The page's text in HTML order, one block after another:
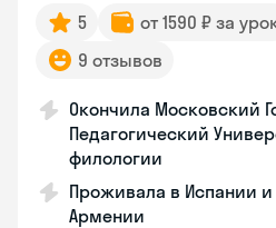
5 от 1590 ₽ за
9 отзывов
Окончила Московский
Педагогический
филологии
Проживала в Испании
Армении